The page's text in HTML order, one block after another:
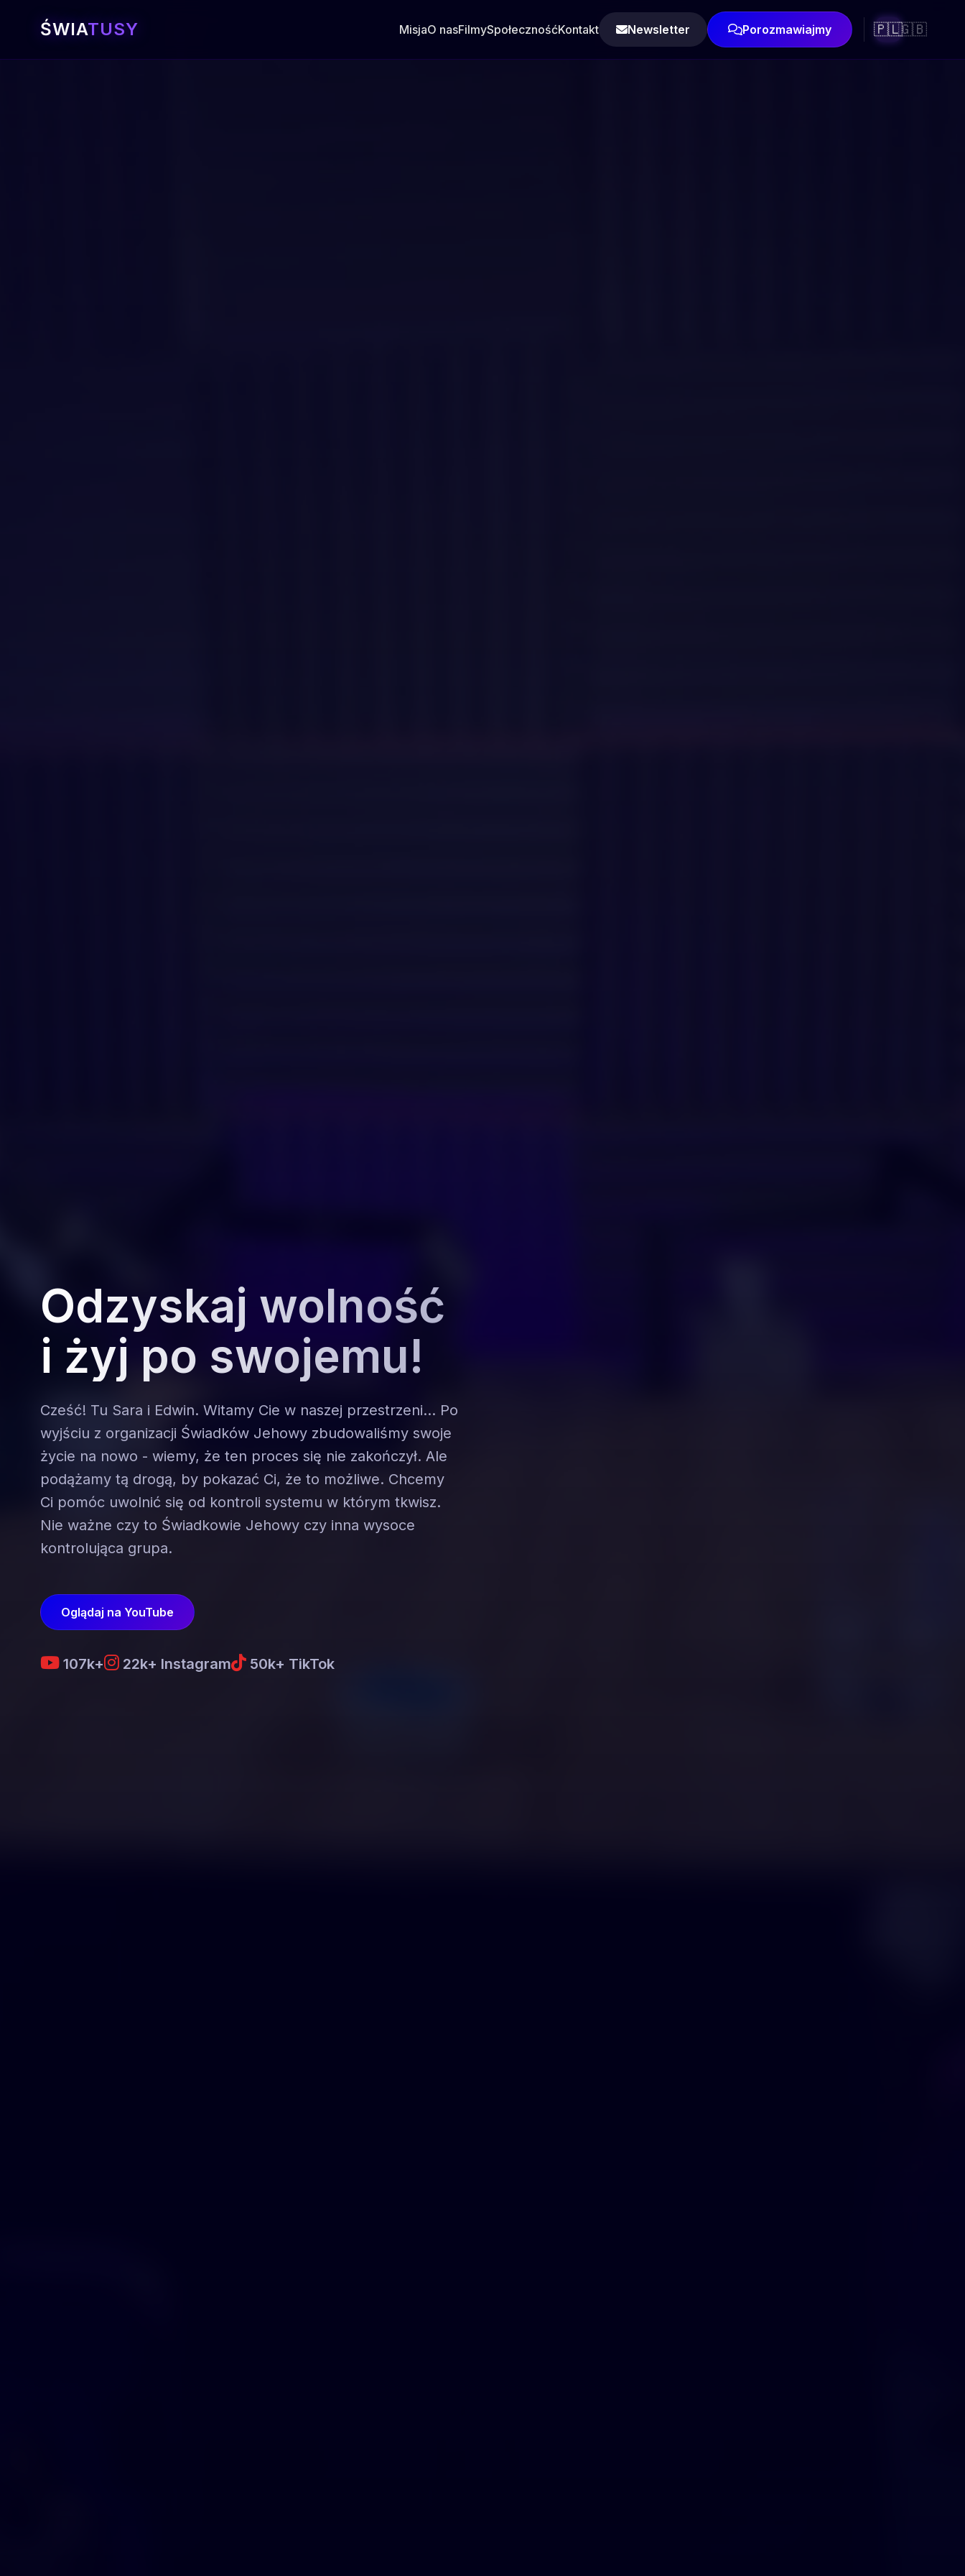
ŚWIATUSY MisjaO nasFilmySpołecznośćKontakt Newsletter Porozmawiajmy 🇵🇱🇬🇧
Odzyskaj wolność
i żyj po swojemu!
Cześć! Tu Sara i Edwin. Witamy Cie w naszej przestrzeni... Po
wyjściu z organizacji Świadków Jehowy zbudowaliśmy swoje
życie na nowo - wiemy, że ten proces się nie zakończył. Ale
podążamy tą drogą, by pokazać Ci, że to możliwe. Chcemy
Ci pomóc uwolnić się od kontroli systemu w którym tkwisz.
Nie ważne czy to Świadkowie Jehowy czy inna wysoce
kontrolująca grupa.
Oglądaj na YouTube
107k+ 22k+ Instagram 50k+ TikTokzrozumienia?